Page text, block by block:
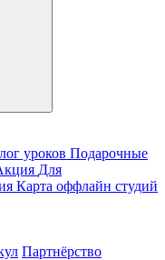
уроков Подарочные
Для
Карта оффлайн студий
Партнёрство